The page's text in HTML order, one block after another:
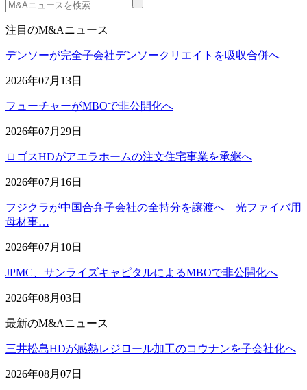
注目のM&Aニュース
デンソーが完全子会社デンソークリエイトを吸収合併へ
2026年07月13日
フューチャーがMBOで非公開化へ
2026年07月29日
ロゴスHDがアエラホームの注文住宅事業を承継へ
2026年07月16日
フジクラが中国合弁子会社の全持分を譲渡へ 光ファイバ用
母材事…
2026年07月10日
JPMC、サンライズキャピタルによるMBOで非公開化へ
2026年08月03日
最新のM&Aニュース
三井松島HDが感熱レジロール加工のコウナンを子会社化へ
2026年08月07日